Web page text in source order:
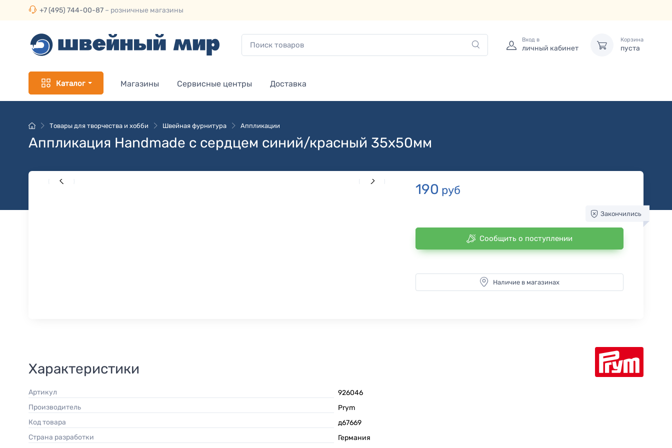
+7 (495) 744-00-87 – розничные магазины
Вход в
личный кабинет
Корзина
пуста
Каталог Магазины Сервисные центры Доставка
Товары для творчества и хобби Швейная фурнитура Аппликации
Аппликация Handmade с сердцем синий/красный 35х50мм
190 руб
Закончились
Сообщить о поступлении
Наличие в магазинах
Характеристики
Артикул
926046
Производитель
Prym
Код товара
д67669
Страна разработки
Германия